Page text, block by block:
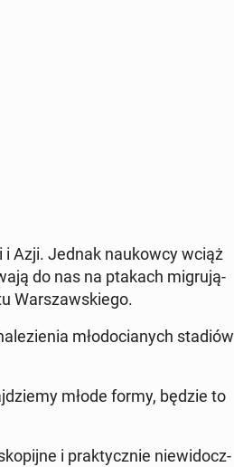
Azji. Jednak na­ukow­cy wciąż
do nas na ptakach mi­gru­ją­
War­szaw­skie­go.
mło­do­cia­nych stadiów
młode formy, będzie to
i prak­tycz­nie nie­wi­docz­